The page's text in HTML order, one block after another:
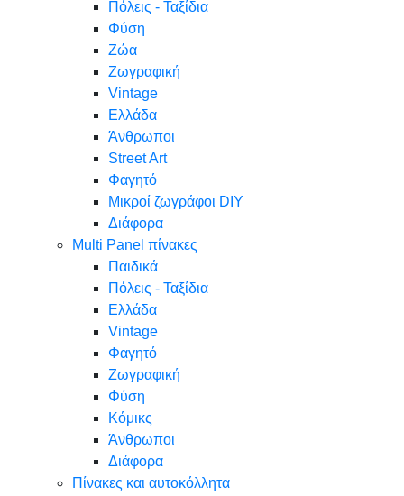
Πόλεις - Ταξίδια
Φύση
Ζώα
Ζωγραφική
Vintage
Ελλάδα
Άνθρωποι
Street Art
Φαγητό
Μικροί ζωγράφοι DIY
Διάφορα
Multi Panel πίνακες
Παιδικά
Πόλεις - Ταξίδια
Ελλάδα
Vintage
Φαγητό
Ζωγραφική
Φύση
Κόμικς
Άνθρωποι
Διάφορα
Πίνακες και αυτοκόλλητα